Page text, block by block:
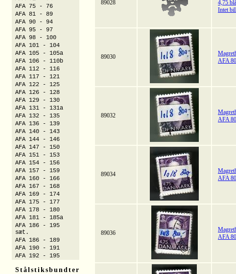
89028
4,75
Intet
89030
AFA
89032
AFA
89034
AFA
89036
AFA
AFA 75 - 76
AFA 81 - 89
AFA 90 - 94
AFA 95 - 97
AFA 98 - 100
AFA 101 - 104
AFA 105 - 105a
AFA 106 - 110b
AFA 112 - 116
AFA 117 - 121
AFA 122 - 125
AFA 126 - 128
AFA 129 - 130
AFA 131 - 131a
AFA 132 - 135
AFA 136 - 139
AFA 140 - 143
AFA 144 - 146
AFA 147 - 150
AFA 151 - 153
AFA 154 - 156
AFA 157 - 159
AFA 160 - 166
AFA 167 - 168
AFA 169 - 174
AFA 175 - 177
AFA 178 - 180
AFA 181 - 185a
AFA 186 - 195
sæt.
AFA 186 - 189
AFA 190 - 191
AFA 192 - 195
Stålstiksbundter